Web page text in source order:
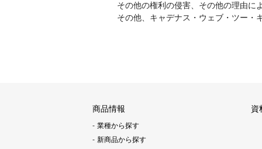
その他の権利の侵害、その他の理由に
その他、キャデナス・ウェブ・ツー・
商品情報
業種から探す
新商品から探す
資